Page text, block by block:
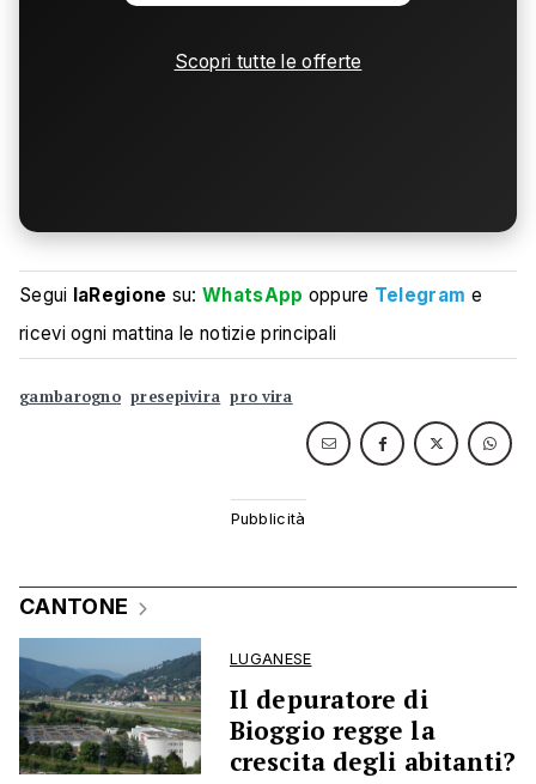
Scopri tutte le offerte
Segui laRegione su:WhatsApp oppure Telegram e
ricevi ogni mattina le notizie principali
gambarogno presepivira pro vira
CANTONE
LUGANESE
Il depuratore di
Bioggio regge la
crescita degli abitanti?